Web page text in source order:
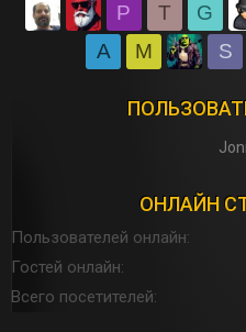
P T G
A
M S
ОНЛАЙН
Пользователей онлайн
Гостей онлайн
Всего посетителей